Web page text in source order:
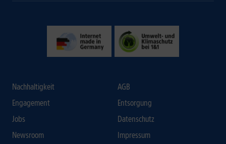
Nachhaltigkeit
Engagement
Jobs
Newsroom
AGB
Entsorgung
Datenschutz
Impressum